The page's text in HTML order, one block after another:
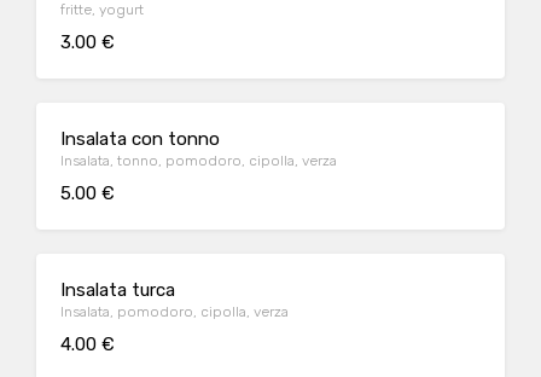
fritte, yogurt
3.00 €
Insalata con tonno
Insalata, tonno, pomodoro, cipolla, verza
5.00 €
Insalata turca
Insalata, pomodoro, cipolla, verza
4.00 €